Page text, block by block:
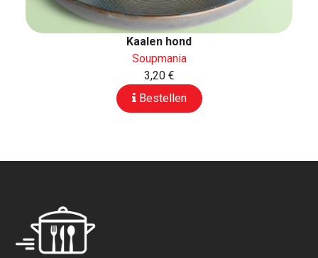
Kaalen hond
Soupmania
3,20 €
Bestellen